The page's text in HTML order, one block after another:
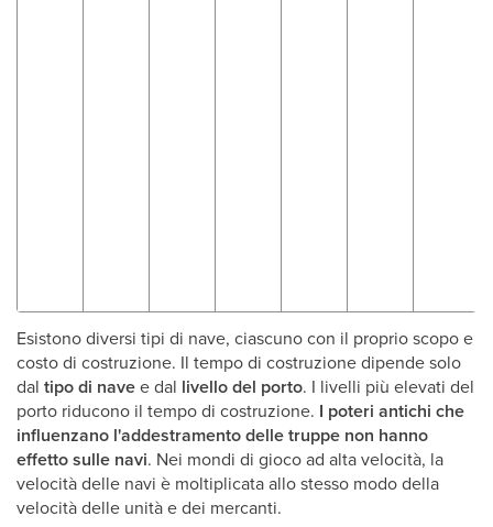
Esistono diversi tipi di nave, ciascuno con il proprio scopo e
costo di costruzione. Il tempo di costruzione dipende solo
dal tipo di navee dal livello del porto. I livelli più elevati del
porto riducono il tempo di costruzione. I poteri antichi che
influenzano l'addestramento delle truppe non hanno
effetto sulle navi. Nei mondi di gioco ad alta velocità, la
velocità delle navi è moltiplicata allo stesso modo della
velocità delle unità e dei mercanti.